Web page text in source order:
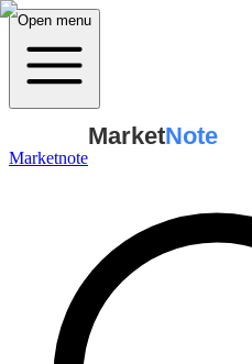
Open menu
Marketnote
MarketNote